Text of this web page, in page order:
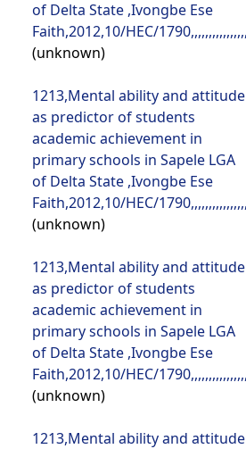
(unknown)
1213,Mental ability and attitude as predictor of students academic achievement in primary schools in Sapele LGA of Delta State ,Ivongbe Ese Faith,2012,10/HEC/1790,,,,,,,,,,,,,,,,,,,,,,,,,,,,,,,,,,,,,,,,,,,,,,,,,,,,,,,,,,,,,,,,,,,,,,,,,,,,,,,,,,,,,,,,,,,,,,,,,,,,,,,,,,,,,,,,,,,,,,,,,,,,,,,,,,,,,,,,,,,,,,,,,,,,,,,,,,,,,,,,,,,,,,,,,,,,,,,,,,,,,,,,,,,,,,,,,,,,,,,,,,,,,,,,,,,,,,,,,,,,,,,,,,,,,,,,,,,,,,,,,,,,,,,,,,,,,,,,,,,,,,,,,,,,,,,,,,,,,,,,,,,,,,,,,,,,,,,,,,,,,,,,,,,,,,,,,,,,,,,,,,,,,,,,,,,,,,,,,,,,,,,,,,,,,,,,,,,,,,,,,,,,,,,,,,,,,,,,,,,,,,,,,,,,,,,,,,,,,,,,,,,,,,,,,,,,,,,,,,,,,,,,,,,,,,,,,,,,,,,,,,,,,,,,,,,,,,,,,,,,,,,,,,,,,,,,,,,,,,,,,,,,,,,,,,,,,,,,,,,,,,,,,,,,,,,,,,,,,,,,,,,,,,,,,,,,,,,,,,,,,,,,,,,,,,,,,,,,,,,,,,,,,,,,,,,,,,,,,,,,,,,,,,,,,,,,,,,,,,,,,,,,,,,,,,,,,,,,,,,,,,,,,,,,,,,,,,,,,,,,,,,,,,,,,,,,,,,,,,,,,,,,,,,,,,,,,,,,,,,,,,,,,,,,,,,,,,,,,,,,,,,,,,,,,,,,,,,,,,,,,,,,,,,,,,,,,,,,,,,,,,,,,,,,,,,,,,,,,,,,,,,,,,,,,,,,,,,,,,,,,,,,,,,,,,,,,,,,,,,,,,,,,,,,,,,,,,,,,,,,,,,,,,,,,,,,,,,,,,,,,,,,,,,,,,,,,,,,,,,,,,,,,,,,,,,,,,,,,,,,,,,,,,,,,,,,,,,,,,,,,,,,,,,,,,,,,,,,,,,,,,,,,,,,,,,,,,,,,,,,,,,,,,,,,,,,,,,,,,,,,,,,,,,,,,,,,,,,,,,,,,,,,,,,,,,,,,,,,,,,,,,,,,,,,,,,,,,,,,,,,,,,,,,,,,,,,,,,,,,,,,,,,,,,,,,,,,,,,,,,,,,,,,,,,,,,,,,,,,,,,,,,,,,,,,,,,,,,,,,,,,,,,,,,,,,,,,,,,,,,,,,,,,,,,,,,,,,,,,,,,,,,,,,,,,,,,,,,,,,,,,,,,,,,,,,,,,,,,,,,,,,,,,,,,,,,,,,,,,,,,,,,,,,,,,,,,,,,,,,,,,,,,,,,,,,,,,,,,,,,,,,,,,,,,,,,,,,,,,,,,,,,,,,,,,,,,,,,,,,,,,,,,,,,,,,,,,,,,,,,,,,,,,,,,,,,,,,,,,,,,,,,,,,,,,,,,,,,,,,,,,,,,,,,,,,,,,,,,,,,,,,,,,,,,,,,,,,,,,,,,,,,,,,,,,,,,,,,,,,,,,,,,,,,,,,,,,,,,,,,,,,,,,,,,,,,,,,,,,,,,,,,,,,,,,,,,,,,,,,,,,,,,,,,,,,,,,,,,,,,,,,,,,,,,,,,,,,,,,,,,,,,,,,,,,,,,,,,,,,,,,,,,,,,,,,,,,,,,,,,,,,,,,,,,,,,,,,,,,,,,,,,,,,,,,,,,,,,,,,,,,,,,,,,,,,,,,,,,,,,,,,,,,,,,,,,,,,,,,,,,,,,,,,,,,,,,,,,,,,,,,,,,,,,,,,,,,,,,,,,,,,,,,,,,,,,,,,,,,,,,,,,,,,,,,,,,,,,,,,,,,,,,,,,,,,,,,,,,,,,,,,,,,,,,,,,,,,,,,,,,,,,,,,,,,,,,,,,,,,,,,,,,,,,,,,,,,,,,,,,,,,,,,,,,,,,,,,,,,,,,,,,,,,,,,,,,,,,,,,,,,,,,,,,,,,,,,,,,,,,,,,,,,,,,,,,,,,,,,,,,,,,,,,,,,,,,,,,,,,,,,,,,,,,,,,,,,,,,,,,,,,,,,,,,,,,,,,,,,,,,,,,,,,,,,,,,,,,,,,,,,,,,,,,,,,,,,,,,,,,,,,,,,,,,,,,,,,,,,,,,,,,,,,,,,,,,,,,,,,,,,,,,,,,,,,,,,,,,,,,,,,,,,,,,,,,,,,,,,,,,,,,,,,,,,,,,,,,,,,,,,,,,,,,,,,,,,,,,,,,,,,,,,,,,,,,,,,,,,,,,,,,,,,,,,,,,,,,,,,,,,,,,,,,,,,,,,,,,,,,,,,,,,,,,,,,,,,,,,,,,,,,,,,,,,,,,,,,,,,,,,,,,,,,,,,,,,,,,,,,,,,,,,,,,,,,,,,,,,,,,,,,,,,,,,,,,,,,,,,,,,,,,,,,,,,,,,,,,,,,,,,,,,,,,,,,,,,,,,,,,,,,,,,,,,,,,,,,,,,,,,,,,,,,,,,,,,,,,,,,,,,,,,,,,,,,,,,,,,,,,,,,,,,,,,,,,,,,,,,,,,,,,,,,,,,,,,,,,,,,,,,,,,,,,,,,,,,,,,,,,,,,,,,,,,,,,,,,,,,,,,,,,,,,,,,,,,,,,,,,,,,,,,,,,,,,,,,,,,,,,,,,,,,,,,,,,,,,,,,,,,,,,,,,,,,,,,,,,,,,,,,,,,,,,,,,,,,,,,,,,,,,,,,,,,,,,,,,,,,,,,,,,,,,,,,,,,,,,,,,,,,,,,,,,,,,,,,,,,,,,,,,,,,,,,,,,,,,,,,,,,,,,,,,,,,,,,,,,,,,,,,,,,,,,,,,,,,,,,,,,,,,,,,,,,,,,,,,,,,,,,,,,,,,,,,,,,,,,,,,,,,,,,,,,,,,,,,,,,,,,,,,,,,,,,,,,,,,,,,,,,,,,,,,,,,,,,,,,,,,,,,,,,,,,,,,,,,,,,,,,,,,,,,,,,,,,,,,,,,,,,,,,,,,,,,,,,,,,,,,,,,,,,,,,,,,,,,,,,,,,,,,,,,,,,,,,,,,,,,,,,,,,,,,,,,,,,,,,,,,,,,,,,,,,,,,,,,,,,,,,,,,,,,,,,,,,,,,,,,,,,,,,,,,,,,,,,,,,,,,,,,,,,,,,,,,,,,,,,,,,,,,,,,,,,,,,,,,,,,,,,,,,,,,,,,,,,,,,,,,,,,,,,,,,,,,,,,,,,,,,,,,,,,,,,,,,,,,,,,,,,,,,,,,,,,,,,,,,,,,,,,,,,,,,,,,,,,,,,,,,,,,,,,,,,,,,,,,,,,,,,,,,,,,,,,,,,,,,,,,,,,,,,,,,,,,,,,,,,,,,,,,,,,,,,,,,,,,,,,,,,,,,,,,,,,,,,,,,,,,,,,,,,,,,,,,,,,,,,,,,,,,,,,,,,,,,,,,,,,,,,,,,,,,,,,,,,,,,,,,,,,,,,,,,,,,,,,,,,,,,,,,,,,,,,,,,,,,,,,,,,,,,,,,,,,,,,,,,,,,,,,,,,,,,,,,,,,,,,,,,,,,,,,,,,,,,,,,,,,,,,,,,,,,,,,,,,,,,,,,,,,,,,,,,,,,,,,,,,,,,,,,,,,,,,,,,,,,,,,,,,,,,,,,,,,,,,,,,,,,,,,,,,,,,,,,,,,,,,,,,,,,,,,,,,,,,,,,,,,,,,,,,,,,,,,,,,,,,,,,,,,,,,,,,,,,,,,,,,,,,,,,,,,,,,,,,,,,,,,,,,,,,,,,,,,,,,,,,,,,,,,,,,,,,,,,,,,,,,,,,,,,,,,,,,,,,,,,,,,,,,,,,,,,,,,,,,,,,,,,,,,,,,,,,,,,,,,,,,,,,,,,,,,,,,,,,,,,,,,,,,,,,,,,,,,,,,,,,,,,,,,,,,,,,,,,,,,,,,,,,,,,,,,,,,,,,,,,,,,,,,,,,,,,,,,,,,,,,,,,,,,,,,,,,,,,,,,,,,,,,,,,,,,,,,,,,,,,,,,,,,,,,,,,,,,,,,,,,,,,,,,,,,,,,,,,,,,,,,,,,,,,,,,,,,,,,,,,,,,,,,,,,,,,,,,,,,,,,,,,,,,,,,,,,,,,,,,,,,,,,,,,,,,,,,,,,,,,,,,,,,,,,,,,,,,,,,,,,,,,,,,,,,,,,,,,,,,,,,,,,,,,,,,,,,,,,,,,,,,,,,,,,,,,,,,,,,,,,,,,,,,,,,,,,,,,,,,,,,,,,,,,,,,,,,,,,,,,,,,,,,,,,,,,,,,,,,,,,,,,,,,,,,,,,,,,,,,,,,,,,,,,,,,,,,,,,,,,,,,,,,,,,,,,,,,,,,,,,,,,,,,,,,,,,,,,,,,,,,,,,,,,,,,,,,,,,,,,,,,,,,,,,,,,,,,,,,,,,,,,,,,,,,,,,,,,,,,,,,,,,,,,,,,,,,,,,,,,,,,,,,,,,,,,,,,,,,,,,,,,,,,,,,,,,,,,,,,,,,,,,,,,,,,,,,,,,,,,,,,,,,,,,,,,,,,,,,,,,,,,,,,,,,,,,,,,,,,,,,,,,,,,,,,,,,,,,,,,,,,,,,,,,,,,,,,,,,,,,,,,,,,,,,,,,,,,,,,,,,,,,,,,,,,,,,,,,,,,,,,,,,,,,,,,,,,,,,,,,,,,,,,,,,,,,,,,,,,,,,,,,,,,,,,,,,,,,,,,,,,,,,,,,,,,,,,,,,,,,,,,,,,,,,,,,,,,,,,,,,,,,,,,,,,,,,,,,,,,,,,,,,,,,,,,,,,,,,,,,,,,,,,,,,,,,,,,,,,,,,,,,,,,,,,,,,,,,,,,,,,,,,,,,,,,,,,,,,,,,,,,,,,,,,,,,,,,,,,,,,,,,,,,,,,,,,,,,,,,,,,,,,,,,,,,,,,,,,,,,,,,,,,,,,,,,,,,,,,,,,,,,,,,,,,,,,,,,,,,,,,,,,,,,,,,,,,,,,,,,,,,,,,,,,,,,,,,,,,,,,,,,,,,,,,,,,,,,,,,,,,,,,,,,,,,,,,,,,,,,,,,,,,,,,,,,,,,,,,,,,,,,,,,,,,,,,,,,,,,,,,,,,,,,,,,,,,,,,,,,,,,,,,,,,,,,,,,,,,,,,,,,,,,,,,,,,,,,,,,,,,,,,,,,,,,,,,,,,,,,,,,,,,,,,,,,,,,,,,,,,,,,,,,,,,,,,,,,,,,,,,,,,,,,,,,,,,,,,,,,,,,,,,,,,,,,,,,,,,,,,,,,,,,,,,,,,,,,,,,,,,,,,,,,,,,,,,,,,,,,,,,,,,,,,,,,,,,,,,,,,,,,,,,,,,,,,,,,,,,,,,,,,,,,,,,,,,,,,,,,,,,,,,,,,,,,,,,,,,,,,,,,,,,,,,,,,,,,,,,,,,,,,,,,,,,,,,,,,,,,,,,,,,,,,,,,,,,,,,,,,,,,,,,,,,,,,,,,,,,,,,,,,,,,,,,,,,,,,,,,,,,,,,,,,,,,,,,,,,,,,,,,,,,,,,,,,,,,,,,,,,,,,,,,,,,,,,,,,,,,,,,,,,,,,,,,,,,,,,,,,,,,,,,,,,,,,,,,,,,,,,,,,,,,,,,,,,,,,,,,,,,,,,,,,,,,,,,,,,,,,,,,,,,,,,,,,,,,,,,,,,,,,,,,,,,,,,,,,,,,,,,,,,,,,,,,,,,,,,,,,,,,,,,,,,,,,,,,,,,,,,,,,,,,,,,,,,,,,,,,,,,,,,,,,,,,,,,,,,,,,,,,,,,,,,,,,,,,,,,,,,,,,,,,,,,,,,,,,,,,,,,,,,,,,,,,,,,,,,,,,,,,,,,,,,,,,,,,,,,,,,,,,,,,,,,,,,,,,,,,,,,,,,,,,,,,,,,,,,,,,,,,,,,,,,,,,,,,,,,,,,,,,,,,,,,,,,,,,,,,,,,,,,,,,,,,,,,,,,,,,,,,,,,,,,,,,,,,,,,,,,,,,,,,,,,,,,,,,,,,,,,,,,,,,,,,,,,,,,,,,,,,,,,,,,,,,,,,,,,,,,,,,,,,,,,,,,,,,,,,,,,,,,,,,,,,,,,,,,,,,,,,,,,,,,,,,,,,,,,,,,,,,,,,,,,,,,,,,,,,,,,,,,,,,,,,,,,,,,,,,,,,,,,,,,,,,,,,,,,,,,,,,,,,,,,,,,,,,,,,,,,,,,,,,,,,,,,,,,,,,,,,,,,,,,,,,,,,,,,,,,,,,,,,,,,,,,,,,,,,,,,,,,,,,,,,,,,,,,,,,,,,,,,,,,,,,,,,,,,,,,,,,,,,,,,,,,,,,,,,,,,,,,,,,,,,,,,,,,,,,,,,,,,,,,,,,,,,,,,,,,,,,,,,,,,,,,,,,,,,,,,,,,,,,,,,,,,,,,,,,,,,,,,,,,,,,,,,,,,,,,,,,,,,,,,,,,,,,,,,,,,,,,,,,,,,,,,,,,,,,,,,,,,,,,,,,,,,,,,,,,,,,,,,,,,,,,,,,,,,,,,,,,,,,,,,,,,,,,,,,,,,,,,,,,,,,,,,,,,,,,,,,,,,,,,,,,,,,,,,,,,,,,,,,,,,,,,,,,,,,,,,,,,,,,,,,,,,,,,,,,,,,,,,,,,,,,,,,,,,,,,,,,,,,,,,,,,,,,,,,,,,,,,,,,,,,,,,,,,,,,,,,,,,,,,,,,,,,,,,,,,,,,,,,,,,,,,,,,,,,,,,,,,,,,,,,,,,,,,,,,,,,,,,,,,,,,,,,,,,,,,,,,,,,,,,,,,,,,,,,,,,,,,,,,,,,,,,,,,,,,,,,,,,,,,,,,,,,,,,,,,,,,,,,,,,,,,,,,,,,,,,,,,,,,,,,,,,,,,,,,,,,,,,,,,,,,,,,,,,,,,,,,,,,,,,,,,,,,,,,,,,,,,,,,,,,,,,,,,,,,,,,,,,,,,,,,,,,,,,,,,,,,,,,,,,,,,,,,,,,,,,,,,,,,,,,,,,,,,,,,,,,,,,,,,,,,,,,,,,,,,,,,,,,,,,,,,,,,,,,,,,,,,,,,,,,,,,,,,,,,,,,,,,,,,,,,,,,,,,,,,,,,,,,,,,,,,,,,,,,,,,,,,,,,,,,,,,,,,,,,,,,,,,,,,,,,,,,,,,,,,,,,,,,,,,,,,,,,,,,,,,,,,,,,,,,,,,,,,,,,,,,,,,,,,,,,,,,,,,,,,,,,,,,,,,,,,,,,,,,,,,,,,,,,,,,,,,,,,,,,,,,,,,,,,,,,,,,,,,,,,,,,,,,,,,,,,,,,,,,,,,,,,,,,,,,,,,,,,,,,,,,,,,,,,,,,,,,,,,,,,,,,,,,,,,,,,,,,,,,,,,,,,,,,,,,,,,,,,,,,,,,,,,,,,,,,,,,,,,,,,,,,,,,,,,,,,,,,,,,,,,,,,,,,,,,,,,,,,,,,,,,,,,,,,,,,,,,,,,,,,,,,,,,,,,,,,,,,,,,,,,,,,,,,,,,,,,,,,,,,,,,,,,,,,,,,,,,,,,,,,,,,,,,,,,,,,,,,,,,,,,,,,,,,,,,,,,,,,,,,,,,,,,,,,,,,,,,,,,,,,,,,,,,,,,,,,,,,,,,,,,,,,,,,,,,,,,,,,,,,,,,,,,,,,,,,,,,,,,,,,,,,,,,,,,,,,,,,,,,,,,,,,,,,,,,,,,,,,,,,,,,,,,,,,,,,,,,,,,,,,,,,,,,,,,,,,,,,,,,,,,,,,,,,,,,,,,,,,,,,,,,,,,,,,,,,,,,,,,,,,,,,,,,,,,,,,,,,,,,,,,,,,,,,,,,,,,,,,,,,,,,,,,,,,,,,,,,,,,,,,,,,,,,,,,,,,,,,,,,,,,,,,,,,,,,,,,,,,,,,,,,,,,,,,,,,,,,,,,,,,,,,,,,,,,,,,,,,,,,,,,,,,,,,,,,,,,,,,,,,,,,,,,,,,,,,,,,,,,,,,,,,,,,,,,,,,,,,,,,,,,,,,,,,,,,,,,,,,,,,,,,,,,,,,,,,,,,,,,,,,,,,,,,,,,,,,,,,,,,,,,,,,,,,,,,,,,,,,,,,,,,,,,,,,,,,,,,,,,,,,,,,,,,,,,,,,,,,,,,,,,,,,,,,,,,,,,,,,,,,,,,,,,,,,,,,,,,,,,,,,,,,,,,,,,,,,,,,,,,,,,,,,,,,,,,,,,,,,,,,,,,,,,,,,,,,,,,,,,,,,,,,,,,,,,,,,,,,,,,,,,,,,,,,,,,,,,,,,,,,,,,,,,,,,,,,,,,,,,,,,,,,,,,,,,,,,,,,,,,,,,,,,,,,,,,,,,,,,,,,,,,,,,,,,,,,,,,,,,,,,,,,,,,,,,,,,,,,,,,,,,,,,,,,,,,,,,,,,,,,,,,,,,,,,,,,,,,,,,,,,,,,,,,,,,,,,,,,,,,,,,,,,,,,,,,,,,,,,,,,,,,,,,,,,,,,,,,,,,,,,,,,,,,,,,,,,,,,,,,,,,,,,,,,,,,,,,,,,,,,,,,,,,,,,,,,,,,,,,,,,,,,,,,,,,,,,,,,,,,,,,,,,,,,,,,,,,,,,,,,,,,,,,,,,,,,,,,,,,,,,,,,,,,,,,,,,,,,,,,,,,,,,,,,,,,,,,,,,,,,,,,,,,,,,,,,,,,,,,,,,,,,,,,,,,,,,,,,,,,,,,,,,,,,,,,,,,,,,,,,,,,,,,,,,,,,,,,,,,,,,,,,,,,,,,,,,,,,,,,,,,,,,,,,,,,,,,,,,,,,,,,,,,,,,,,,,,,,,,,,,,,,,,,,,,,,,,,,,,,,,,,,,,,,,,,,,,,,,,,,,,,,,,,,,,,,,,,,,,,,,,,,,,,,,,,,,,,,,,,,,,,,,,,,,,,,,,,,,,,,,,,,,,,,,,,,,,,,,,,,,,,,,,,,,,,,,,,,,,,,,,,,,,,,,,,,,,,,,,,,,,,,,,,,,,,,,,,,,,,,,,,,,,,,,,,,,,,,,,,,,,,,,,,,,,,,,,,,,,,,,,,,,,,,,,,,,,,,,,,,,,,,,,,,,,,,,,,,,,,,,,,,,,,,,,,,,,,,,,,,,,,,,,,,,,,,,,,,,,,,,,,,,,,,,,,,,,,,,,,,,,,,,,,,,,,,,,,,,,,,,,,,,,,,,,,,,,,,,,,,,,,,,,,,,,,,,,,,,,,,,,,,,,,,,,,,,,,,,,,,,,,,,,,,,,,,,,,,,,,,,,,,,,,,,,,,,,,,,,,,,,,,,,,,,,,,,,,,,,,,,,,,,,,,,,,,,,,,,,,,,,,,,,,,,,,,,,,,,,,,,,,,,,,,,,,,,,,,,,,,,,,,,,,,,,,,,,,,,,,,,,,,,,,,,,,,,,,,,,,,,,,,,,,,,,,,,,,,,,,,,,,,,,,,,,,,,,,,,,,,,,,,,,,,,,,,,,,,,,,,,,,,,,,,,,,,,,,,,,,,,,,,,,,,,,,,,,,,,,,,,,,,,,,,,,,,,,,,,,,,,,,,,,,,,,,,,,,,,,,,,,,,,,,,,,,,,,,,,,,,,,,,,,,,,,,,,,,,,,,,,,,,,,,,,,,,,,,,,,,,,,,,,,,,,,,,,,,,,,,,,,,,,,,,,,,,,,,,,,,,,,,,,,,,,,,,,,,,,,,,,,,,,,,,,,,,,,,,,,,,,,,,,,,,,,,,,,,,,,,,,,,,,,,,,,,,,,,,,,,,,,,,,,,,,,,,,,,,,,,,,,,,,,,,,,,,,,,,,,,,,,,,,,,,,,,,,,,,,,,,,,,,,,,,,,,,,,,,,,,,,,,,,,,,,,,,,,,,,,,,,,,,,,,,,,,,,,,,,,,,,,,,,,,,,,,,,,,,,,,,,,,,,,,,,,,,,,,,,,,,,,,,,,,,,,,,,,,,,,,,,,,,,,,,,,,,,,,,,,,,,,,,,,,,,,,,,,,,,,,,,,,,,,,,,,,,,,,,,,,,,,,,,,,,,,,,,,,,,,,,,,,,,,,,,,,,,,,,,,,,,,,,,,,,,,,,,,,,,,,,,,,,,,,,,,,,,,,,,,,,,,,,,,,,,,,,,,,,,,,,,,,,,,,,,,,,,,,,,,,,,,,,,,,,,,,,,,,,,,,,,,,,,,,,,,,,,,,,,,,,,,,,,,,,,,,,,,,,,,,,,,,,,,,,,,,,,,,,,,,,,,,,,,,,,,,,,,,,,,,,,,,,,,,,,,,,,,,,,,,,,,,,,,,,,,,,,,,,,,,,,,,,,,,,,,,,,,,,,,,,,,,,,,,,,,,,,,,,,,,,,,,,,,,,,,,,,,,,,,,,,,,,,,,,,,,,,,,,,,,,,,,,,,,,,,,,,,,,,,,,,,,,,,,,,,,,,,,,,,,,,,,,,,,,,,,,,,,,,,,,,,,,,,,,,,,,,,,,,,,,,,,,,,,,,,,,,,,,,,,,,,,,,,,,,,,,,,,,,,,
(unknown)
1213,Mental ability and attitude as predictor of students academic achievement in primary schools in Sapele LGA of Delta State ,Ivongbe Ese Faith,2012,10/HEC/1790,,,,,,,,,,,,,,,,,,,,,,,,,,,,,,,,,,,,,,,,,,,,,,,,,,,,,,,,,,,,,,,,,,,,,,,,,,,,,,,,,,,,,,,,,,,,,,,,,,,,,,,,,,,,,,,,,,,,,,,,,,,,,,,,,,,,,,,,,,,,,,,,,,,,,,,,,,,,,,,,,,,,,,,,,,,,,,,,,,,,,,,,,,,,,,,,,,,,,,,,,,,,,,,,,,,,,,,,,,,,,,,,,,,,,,,,,,,,,,,,,,,,,,,,,,,,,,,,,,,,,,,,,,,,,,,,,,,,,,,,,,,,,,,,,,,,,,,,,,,,,,,,,,,,,,,,,,,,,,,,,,,,,,,,,,,,,,,,,,,,,,,,,,,,,,,,,,,,,,,,,,,,,,,,,,,,,,,,,,,,,,,,,,,,,,,,,,,,,,,,,,,,,,,,,,,,,,,,,,,,,,,,,,,,,,,,,,,,,,,,,,,,,,,,,,,,,,,,,,,,,,,,,,,,,,,,,,,,,,,,,,,,,,,,,,,,,,,,,,,,,,,,,,,,,,,,,,,,,,,,,,,,,,,,,,,,,,,,,,,,,,,,,,,,,,,,,,,,,,,,,,,,,,,,,,,,,,,,,,,,,,,,,,,,,,,,,,,,,,,,,,,,,,,,,,,,,,,,,,,,,,,,,,,,,,,,,,,,,,,,,,,,,,,,,,,,,,,,,,,,,,,,,,,,,,,,,,,,,,,,,,,,,,,,,,,,,,,,,,,,,,,,,,,,,,,,,,,,,,,,,,,,,,,,,,,,,,,,,,,,,,,,,,,,,,,,,,,,,,,,,,,,,,,,,,,,,,,,,,,,,,,,,,,,,,,,,,,,,,,,,,,,,,,,,,,,,,,,,,,,,,,,,,,,,,,,,,,,,,,,,,,,,,,,,,,,,,,,,,,,,,,,,,,,,,,,,,,,,,,,,,,,,,,,,,,,,,,,,,,,,,,,,,,,,,,,,,,,,,,,,,,,,,,,,,,,,,,,,,,,,,,,,,,,,,,,,,,,,,,,,,,,,,,,,,,,,,,,,,,,,,,,,,,,,,,,,,,,,,,,,,,,,,,,,,,,,,,,,,,,,,,,,,,,,,,,,,,,,,,,,,,,,,,,,,,,,,,,,,,,,,,,,,,,,,,,,,,,,,,,,,,,,,,,,,,,,,,,,,,,,,,,,,,,,,,,,,,,,,,,,,,,,,,,,,,,,,,,,,,,,,,,,,,,,,,,,,,,,,,,,,,,,,,,,,,,,,,,,,,,,,,,,,,,,,,,,,,,,,,,,,,,,,,,,,,,,,,,,,,,,,,,,,,,,,,,,,,,,,,,,,,,,,,,,,,,,,,,,,,,,,,,,,,,,,,,,,,,,,,,,,,,,,,,,,,,,,,,,,,,,,,,,,,,,,,,,,,,,,,,,,,,,,,,,,,,,,,,,,,,,,,,,,,,,,,,,,,,,,,,,,,,,,,,,,,,,,,,,,,,,,,,,,,,,,,,,,,,,,,,,,,,,,,,,,,,,,,,,,,,,,,,,,,,,,,,,,,,,,,,,,,,,,,,,,,,,,,,,,,,,,,,,,,,,,,,,,,,,,,,,,,,,,,,,,,,,,,,,,,,,,,,,,,,,,,,,,,,,,,,,,,,,,,,,,,,,,,,,,,,,,,,,,,,,,,,,,,,,,,,,,,,,,,,,,,,,,,,,,,,,,,,,,,,,,,,,,,,,,,,,,,,,,,,,,,,,,,,,,,,,,,,,,,,,,,,,,,,,,,,,,,,,,,,,,,,,,,,,,,,,,,,,,,,,,,,,,,,,,,,,,,,,,,,,,,,,,,,,,,,,,,,,,,,,,,,,,,,,,,,,,,,,,,,,,,,,,,,,,,,,,,,,,,,,,,,,,,,,,,,,,,,,,,,,,,,,,,,,,,,,,,,,,,,,,,,,,,,,,,,,,,,,,,,,,,,,,,,,,,,,,,,,,,,,,,,,,,,,,,,,,,,,,,,,,,,,,,,,,,,,,,,,,,,,,,,,,,,,,,,,,,,,,,,,,,,,,,,,,,,,,,,,,,,,,,,,,,,,,,,,,,,,,,,,,,,,,,,,,,,,,,,,,,,,,,,,,,,,,,,,,,,,,,,,,,,,,,,,,,,,,,,,,,,,,,,,,,,,,,,,,,,,,,,,,,,,,,,,,,,,,,,,,,,,,,,,,,,,,,,,,,,,,,,,,,,,,,,,,,,,,,,,,,,,,,,,,,,,,,,,,,,,,,,,,,,,,,,,,,,,,,,,,,,,,,,,,,,,,,,,,,,,,,,,,,,,,,,,,,,,,,,,,,,,,,,,,,,,,,,,,,,,,,,,,,,,,,,,,,,,,,,,,,,,,,,,,,,,,,,,,,,,,,,,,,,,,,,,,,,,,,,,,,,,,,,,,,,,,,,,,,,,,,,,,,,,,,,,,,,,,,,,,,,,,,,,,,,,,,,,,,,,,,,,,,,,,,,,,,,,,,,,,,,,,,,,,,,,,,,,,,,,,,,,,,,,,,,,,,,,,,,,,,,,,,,,,,,,,,,,,,,,,,,,,,,,,,,,,,,,,,,,,,,,,,,,,,,,,,,,,,,,,,,,,,,,,,,,,,,,,,,,,,,,,,,,,,,,,,,,,,,,,,,,,,,,,,,,,,,,,,,,,,,,,,,,,,,,,,,,,,,,,,,,,,,,,,,,,,,,,,,,,,,,,,,,,,,,,,,,,,,,,,,,,,,,,,,,,,,,,,,,,,,,,,,,,,,,,,,,,,,,,,,,,,,,,,,,,,,,,,,,,,,,,,,,,,,,,,,,,,,,,,,,,,,,,,,,,,,,,,,,,,,,,,,,,,,,,,,,,,,,,,,,,,,,,,,,,,,,,,,,,,,,,,,,,,,,,,,,,,,,,,,,,,,,,,,,,,,,,,,,,,,,,,,,,,,,,,,,,,,,,,,,,,,,,,,,,,,,,,,,,,,,,,,,,,,,,,,,,,,,,,,,,,,,,,,,,,,,,,,,,,,,,,,,,,,,,,,,,,,,,,,,,,,,,,,,,,,,,,,,,,,,,,,,,,,,,,,,,,,,,,,,,,,,,,,,,,,,,,,,,,,,,,,,,,,,,,,,,,,,,,,,,,,,,,,,,,,,,,,,,,,,,,,,,,,,,,,,,,,,,,,,,,,,,,,,,,,,,,,,,,,,,,,,,,,,,,,,,,,,,,,,,,,,,,,,,,,,,,,,,,,,,,,,,,,,,,,,,,,,,,,,,,,,,,,,,,,,,,,,,,,,,,,,,,,,,,,,,,,,,,,,,,,,,,,,,,,,,,,,,,,,,,,,,,,,,,,,,,,,,,,,,,,,,,,,,,,,,,,,,,,,,,,,,,,,,,,,,,,,,,,,,,,,,,,,,,,,,,,,,,,,,,,,,,,,,,,,,,,,,,,,,,,,,,,,,,,,,,,,,,,,,,,,,,,,,,,,,,,,,,,,,,,,,,,,,,,,,,,,,,,,,,,,,,,,,,,,,,,,,,,,,,,,,,,,,,,,,,,,,,,,,,,,,,,,,,,,,,,,,,,,,,,,,,,,,,,,,,,,,,,,,,,,,,,,,,,,,,,,,,,,,,,,,,,,,,,,,,,,,,,,,,,,,,,,,,,,,,,,,,,,,,,,,,,,,,,,,,,,,,,,,,,,,,,,,,,,,,,,,,,,,,,,,,,,,,,,,,,,,,,,,,,,,,,,,,,,,,,,,,,,,,,,,,,,,,,,,,,,,,,,,,,,,,,,,,,,,,,,,,,,,,,,,,,,,,,,,,,,,,,,,,,,,,,,,,,,,,,,,,,,,,,,,,,,,,,,,,,,,,,,,,,,,,,,,,,,,,,,,,,,,,,,,,,,,,,,,,,,,,,,,,,,,,,,,,,,,,,,,,,,,,,,,,,,,,,,,,,,,,,,,,,,,,,,,,,,,,,,,,,,,,,,,,,,,,,,,,,,,,,,,,,,,,,,,,,,,,,,,,,,,,,,,,,,,,,,,,,,,,,,,,,,,,,,,,,,,,,,,,,,,,,,,,,,,,,,,,,,,,,,,,,,,,,,,,,,,,,,,,,,,,,,,,,,,,,,,,,,,,,,,,,,,,,,,,,,,,,,,,,,,,,,,,,,,,,,,,,,,,,,,,,,,,,,,,,,,,,,,,,,,,,,,,,,,,,,,,,,,,,,,,,,,,,,,,,,,,,,,,,,,,,,,,,,,,,,,,,,,,,,,,,,,,,,,,,,,,,,,,,,,,,,,,,,,,,,,,,,,,,,,,,,,,,,,,,,,,,,,,,,,,,,,,,,,,,,,,,,,,,,,,,,,,,,,,,,,,,,,,,,,,,,,,,,,,,,,,,,,,,,,,,,,,,,,,,,,,,,,,,,,,,,,,,,,,,,,,,,,,,,,,,,,,,,,,,,,,,,,,,,,,,,,,,,,,,,,,,,,,,,,,,,,,,,,,,,,,,,,,,,,,,,,,,,,,,,,,,,,,,,,,,,,,,,,,,,,,,,,,,,,,,,,,,,,,,,,,,,,,,,,,,,,,,,,,,,,,,,,,,,,,,,,,,,,,,,,,,,,,,,,,,,,,,,,,,,,,,,,,,,,,,,,,,,,,,,,,,,,,,,,,,,,,,,,,,,,,,,,,,,,,,,,,,,,,,,,,,,,,,,,,,,,,,,,,,,,,,,,,,,,,,,,,,,,,,,,,,,,,,,,,,,,,,,,,,,,,,,,,,,,,,,,,,,,,,,,,,,,,,,,,,,,,,,,,,,,,,,,,,,,,,,,,,,,,,,,,,,,,,,,,,,,,,,,,,,,,,,,,,,,,,,,,,,,,,,,,,,,,,,,,,,,,,,,,,,,,,,,,,,,,,,,,,,,,,,,,,,,,,,,,,,,,,,,,,,,,,,,,,,,,,,,,,,,,,,,,,,,,,,,,,,,,,,,,,,,,,,,,,,,,,,,,,,,,,,,,,,,,,,,,,,,,,,,,,,,,,,,,,,,,,,,,,,,,,,,,,,,,,,,,,,,,,,,,,,,,,,,,,,,,,,,,,,,,,,,,,,,,,,,,,,,,,,,,,,,,,,,,,,,,,,,,,,,,,,,,,,,,,,,,,,,,,,,,,,,,,,,,,,,,,,,,,,,,,,,,,,,,,,,,,,,,,,,,,,,,,,,,,,,,,,,,,,,,,,,,,,,,,,,,,,,,,,,,,,,,,,,,,,,,,,,,,,,,,,,,,,,,,,,,,,,,,,,,,,,,,,,,,,,,,,,,,,,,,,,,,,,,,,,,,,,,,,,,,,,,,,,,,,,,,,,,,,,,,,,,,,,,,,,,,,,,,,,,,,,,,,,,,,,,,,,,,,,,,,,,,,,,,,,,,,,,,,,,,,,,,,,,,,,,,,,,,,,,,,,,,,,,,,,,,,,,,,,,,,,,,,,,,,,,,,,,,,,,,,,,,,,,,,,,,,,,,,,,,,,,,,,,,,,,,,,,,,,,,,,,,,,,,,,,,,,,,,,,,,,,,,,,,,,,,,,,,,,,,,,,,,,,,,,,,,,,,,,,,,,,,,,,,,,,,,,,,,,,,,,,,,,,,,,,,,,,,,,,,,,,,,,,,,,,,,,,,,,,,,,,,,,,,,,,,,,,,,,,,,,,,,,,,,,,,,,,,,,,,,,,,,,,,,,,,,,,,,,,,,,,,,,,,,,,,,,,,,,,,,,,,,,,,,,,,,,,,,,,,,,,,,,,,,,,,,,,,,,,,,,,,,,,,,,,,,,,,,,,,,,,,,,,,,,,,,,,,,,,,,,,,,,,,,,,,,,,,,,,,,,,,,,,,,,,,,,,,,,,,,,,,,,,,,,,,,,,,,,,,,,,,,,,,,,,,,,,,,,,,,,,,,,,,,,,,,,,,,,,,,,,,,,,,,,,,,,,,,,,,,,,,,,,,,,,,,,,,,,,,,,,,,,,,,,,,,,,,,,,,,,,,,,,,,,,,,,,,,,,,,,,,,,,,,,,,,,,,,,,,,,,,,,,,,,,,,,,,,,,,,,,,,,,,,,,,,,,,,,,,,,,,,,,,,,,,,,,,,,,,,,,,,,,,,,,,,,,,,,,,,,,,,,,,,,,,,,,,,,,,,,,,,,,,,,,,,,,,,,,,,,,,,,,,,,,,,,,,,,,,,,,,,,,,,,,,,,,,,,,,,,,,,,,,,,,,,,,,,,,,,,,,,,,,,,,,,,,,,,,,,,,,,,,,,,,,,,,,,,,,,,,,,,,,,,,,,,,,,,,,,,,,,,,,,,,,,,,,,,,,,,,,,,,,,,,,,,,,,,,,,,,,,,,,,,,,,,,,,,,,,,,,,,,,,,,,,,,,,,,,,,,,,,,,,,,,,,,,,,,,,,,,,,,,,,,,,,,,,,,,,,,,,,,,,,,,,,,,,,,,,,,,,,,,,,,,,,,,,,,,,,,,,,,,,,,,,,,,,,,,,,,,,,,,,,,,,,,,,,,,,,,,,,,,,,,,,,,,,,,,,,,,,,,,,,,,,,,,,,,,,,,,,,,,,,,,,,,,,,,,,,,,,,,,,,,,,,,,,,,,,,,,,,,,,,,,,,,,,,,,,,,,,,,,,,,,,,,,,,,,,,,,,,,,,,,,,,,,,,,,,,,,,,,,,,,,,,,,,,,,,,,,,,,,,,,,,,,,,,,,,,,,,,,,,,,,,,,,,,,,,,,,,,,,,,,,,,,,,,,,,,,,,,,,,,,,,,,,,,,,,,,,,,,,,,,,,,,,,,,,,,,,,,,,,,,,,,,,,,,,,,,,,,,,,,,,,,,,,,,,,,,,,,,,,,,,,,,,,,,,,,,,,,,,,,,,,,,,,,,,,,,,,,,,,,,,,,,,,,,,,,,,,,,,,,,,,,,,,,,,,,,,,,,,,,,,,,,,,,,,,,,,,,,,,,,,,,,,,,,,,,,,,,,,,,,,,,,,,,,,,,,,,,,,,,,,,,,,,,,,,,,,,,,,,,,,,,,,,,,,,,,,,,,,,,,,,,,,,,,,,,,,,,,,,,,,,,,,,,,,,,,,,,,,,,,,,,,,,,,,,,,,,,,,,,,,,,,,,,,,,,,,,,,,,,,,,,,,,,,,,,,,,,,,,,,,,,,,,,,,,,,,,,,,,,,,,,,,,,,,,,,,,,,,,,,,,,,,,,,,,,,,,,,,,,,,,,,,,,,,,,,,,,,,,,,,,,,,,,,,,,,,,,,,,,,,,,,,,,,,,,,,,,,,,,,,,,,,,,,,,,,,,,,,,,,,,,,,,,,,,,,,,,,,,,,,,,,,,,,,,,,,,,,,,,,,,,,,,,,,,,,,,,,,,,,,,,,,,,,,,,,,,,,,,,,,,,,,,,,,,,,,,,,,,,,,,,,,,,,,,,,,,,,,,,,,,,,,,,,,,,,,,,,,,,,,,,,,,,,,,,,,,,,,,,,,,,,,,,,,,,,,,,,,,,,,,,,,,,,,,,,,,,,,,,,,,,,,,,,,,,,,,,,,,,,,,,,,,,,,,,,,,,,,,,,,,,,,,,,,,,,,,,,,,,,,,,,,,,,,,,,,,,,,,,,,,,,,,,,,,,,,,,,,,,,,,,,,,,,,,,,,,,,,,,,,,,,,,,,,,,,,,,,,,,,,,,,,,,,,,,,,,,,,,,,,,,,,,,,,,,,,,,,,,,,,,,,,,,,,,,,,,,,,,,,,,,,,,,,,,,,,,,,,,,,,,,,,,,,,,,,,,,,,,,,,,,,,,,,,,,,,,,,,,,,,,,,,,,,,,,,,,,,,,,,,,,,,,,,,,,,,,,,,,,,,,,,,,,,,,,,,,,,,,,,,,,,,,,,,,,,,,,,,,,,,,,,,,,,,,,,,,,,,,,,,,,,,,,,,,,,,,,,,,,,,,,,,,,,,,,,,,,,,,,,,,,,,,,,,,,,,,,,,,,,,,,,,,,,,,,,,,,,,,,,,,,,,,,,,,,,,,,,,,,,,,,,,,,,,,,,,,,,,,,,,,,,,,,,,,,,,,,,,,,,,,,,,,,,,,,,,,,,,,,,,,,,,,,,,,,,,,,,,,,,,,,,,,,,,,,,,,,,,,,,,,,,,,,,,,,,,,,,,,,,,,,,,,,,,,,,,,,,,,,,,,,,,,,,,,,,,,,,,,,,,,,,,,,,,,,,,,,,,,,,,,,,,,,,,,,,,,,,,,,,,,,,,,,,,,,,,,,,,,,,,,,,,,,,,,,,,,,,,,,,,,,,,,,,,,,,,,,,,,,,,,,,,,,,,,,,,,,,,,,,,,,,,,,,,,,,,,,,,,,,,,,,,,,,,,,,,,,,,,,,,,,,,,,,,,,,,,,,,,,,,,,,,,,,,,,,,,,,,,,,,,,,,,,,,,,,,,,,,,,,,,,,,,,,,,,,,,,,,,,,,,,,,,,,,,,,,,,,,,,,,,,,,,,,,,,,,,,,,,,,,,,,,,,,,,,,,,,,,,,,,,,,,,,,,,,,,,,,,,,,,,,,,,,,,,,,,,,,,,,,,,,,,,,,,,,,,,,,,,,,,,,,,,,,,,,,,,,,,,,,,,,,,,,,,,,,,,,,,,,,,,,,,,,,,,,,,,,,,,,,,,,,,,,,,,,,,,,,,,,,,,,,,,,,,,,,,,,,,,,,,,,,,,,,,,,,,,,,,,,,,,,,,,,,,,,,,,,,,,,,,,,,,,,,,,,,,,,,,,,,,,,,,,,,,,,,,,,,,,,,,,,,,,,,,,,,,,,,,,,,,,,,,,,,,,,,,,,,,,,,,,,,,,,,,,,,,,,,,,,,,,,,,,,,,,,,,,,,,,,,,,,,,,,,,,,,,,,,,,,,,,,,,,,,,,,,,,,,,,,,,,,,,,,,,,,,,,,,,,,,,,,,,,,,,,,,,,,,,,,,,,,,,,,,,,,,,,,,,,,,,,,,,,,,,,,,,,,,,,,,,,,,,,,,,,,,,,,,,,,,,,,,,,,,,,,,,,,,,,,,,,,,,,,,,,,,,,,,,,,,,,,,,,,,,,,,,,,,,,,,,,,,,,,,,,,,,,,,,,,,,,,,,,,,,,,,,,,,,,,,,,,,,,,,,,,,,,,,,,,,,,,,,,,,,,,,,,,,,,,,,,,,,,,,,,,,,,,,,,,,,,,,,,,,,,,,,,,,,,,,,,,,,,,,,,,,,,,,,,,,,,,,,,,,,,,,,,,,,,,,,,,,,,,,,,,,,,,,,,,,,,,,,,,,,,,,,,,,,,,,,,,,,,,,,,,,,,,,,,,,,,,,,,,,,,,,,,,,,,,,,,,,,,,,,,,,,,,,,,,,,,,,,,,,,,,,,,,,,,,,,,,,,,,,,,,,,,,,,,,,,,,,,,,,,,,,,,,,,,,,,,,,,,,,,,,,,,,,,,,,,,,,,,,,,,,,,,,,,,,,,,,,,,,,,,,,,,,,,,,,,,,,,,,,,,,,,,,,,,,,,,,,,,,,,,,,,,,,,,,,,,,,,,,,,,,,,,,,,,,,,,,,,,,,,,,,,,,,,,,,,,,,,,,,,,,,,,,,,,,,,,,,,,,,,,,,,,,,,,,,,,,,,,,,,,,,,,,,,,,,,,,,,,,,,,,,,,,,,,,,,,,,,,,,,,,,,,,,,,,,,,,,,,,,,,,,,,,,,,,,,,,,,,,,,,,,,,,,,,,,,,,,,,,,,,,,,,,,,,,,,,,,,,,,,,,,,,,,,,,,,,,,,,,,,,,,,,,,,,,,,,,,,,,,,,,,,,,,,,,,,,,,,,,,,,,,,,,,,,,,,,,,,,,,,,,,,,,,,,,,,,,,,,,,,,,,,,,,,,,,,,,,,,,,,,,,,,,,,,,,,,,,,,,,,,,,,,,,,,,,,,,,,,,,,,,,,,,,,,,,,,,,,,,,,,,,,,,,,,,,,,,,,,,,,,,,,,,,,,,,,,,,,,,,,,,,,,,,,,,,,,,,,,,,,,,,,,,,,,,,,,,,,,,,,,,,,,,,,,,,,,,,,,,,,,,,,,,,,,,,,,,,,,,,,,,,,,,,,,,,,,,,,,,,,,,,,,,,,,,,,,,,,,,,,,,,,,,,,,,,,,,,,,,,,,,,,,,,,,,,,,,,,,,,,,,,,,,,,,,,,,,,,,,,,,,,,,,,,,,,,,,,,,,,,,,,,,,,,,,,,,,,,,,,,,,,,,,,,,,,,,,,,,,,,,,,,,,,,,,,,,,,,,,,,,,,,,,,,,,,,,,,,,,,,,,,,,,,,,,,,,,,,,,,,,,,,,,,,,,,,,,,,,,,,,,,,,,,,,,,,,,,,,,,,,,,,,,,,,,,,,,,,,,,,,,,,,,,,,,,,,,,,,,,,,,,,,,,,,,,,,,,,,,,,,,,,,,,,,,,,,,,,,,,,,,,,,,,,,,,,,,,,,,,,,,,,,,,,,,,,,,,,,,,,,,,,,,,,,,,,,,,,,,,,,,,,,,,,,,,,,,,,,,,,,,,,,,,,,,,,,,,,,,,,,,,,,,,,,,,,,,,,,,,,,,,,,,,,,,,,,,,,,,,,,,,,,,,,,,,,,,,,,,,,,,,,,,,,,,,,,,,,,,,,,,,,,,,,,,,,,,,,,,,,,,,,,,,,,,,,,,,,,,
(unknown)
1213,Mental ability and attitude as predictor of students academic achievement in primary schools in Sapele LGA of Delta State ,Ivongbe Ese Faith,2012,10/HEC/1790,,,,,,,,,,,,,,,,,,,,,,,,,,,,,,,,,,,,,,,,,,,,,,,,,,,,,,,,,,,,,,,,,,,,,,,,,,,,,,,,,,,,,,,,,,,,,,,,,,,,,,,,,,,,,,,,,,,,,,,,,,,,,,,,,,,,,,,,,,,,,,,,,,,,,,,,,,,,,,,,,,,,,,,,,,,,,,,,,,,,,,,,,,,,,,,,,,,,,,,,,,,,,,,,,,,,,,,,,,,,,,,,,,,,,,,,,,,,,,,,,,,,,,,,,,,,,,,,,,,,,,,,,,,,,,,,,,,,,,,,,,,,,,,,,,,,,,,,,,,,,,,,,,,,,,,,,,,,,,,,,,,,,,,,,,,,,,,,,,,,,,,,,,,,,,,,,,,,,,,,,,,,,,,,,,,,,,,,,,,,,,,,,,,,,,,,,,,,,,,,,,,,,,,,,,,,,,,,,,,,,,,,,,,,,,,,,,,,,,,,,,,,,,,,,,,,,,,,,,,,,,,,,,,,,,,,,,,,,,,,,,,,,,,,,,,,,,,,,,,,,,,,,,,,,,,,,,,,,,,,,,,,,,,,,,,,,,,,,,,,,,,,,,,,,,,,,,,,,,,,,,,,,,,,,,,,,,,,,,,,,,,,,,,,,,,,,,,,,,,,,,,,,,,,,,,,,,,,,,,,,,,,,,,,,,,,,,,,,,,,,,,,,,,,,,,,,,,,,,,,,,,,,,,,,,,,,,,,,,,,,,,,,,,,,,,,,,,,,,,,,,,,,,,,,,,,,,,,,,,,,,,,,,,,,,,,,,,,,,,,,,,,,,,,,,,,,,,,,,,,,,,,,,,,,,,,,,,,,,,,,,,,,,,,,,,,,,,,,,,,,,,,,,,,,,,,,,,,,,,,,,,,,,,,,,,,,,,,,,,,,,,,,,,,,,,,,,,,,,,,,,,,,,,,,,,,,,,,,,,,,,,,,,,,,,,,,,,,,,,,,,,,,,,,,,,,,,,,,,,,,,,,,,,,,,,,,,,,,,,,,,,,,,,,,,,,,,,,,,,,,,,,,,,,,,,,,,,,,,,,,,,,,,,,,,,,,,,,,,,,,,,,,,,,,,,,,,,,,,,,,,,,,,,,,,,,,,,,,,,,,,,,,,,,,,,,,,,,,,,,,,,,,,,,,,,,,,,,,,,,,,,,,,,,,,,,,,,,,,,,,,,,,,,,,,,,,,,,,,,,,,,,,,,,,,,,,,,,,,,,,,,,,,,,,,,,,,,,,,,,,,,,,,,,,,,,,,,,,,,,,,,,,,,,,,,,,,,,,,,,,,,,,,,,,,,,,,,,,,,,,,,,,,,,,,,,,,,,,,,,,,,,,,,,,,,,,,,,,,,,,,,,,,,,,,,,,,,,,,,,,,,,,,,,,,,,,,,,,,,,,,,,,,,,,,,,,,,,,,,,,,,,,,,,,,,,,,,,,,,,,,,,,,,,,,,,,,,,,,,,,,,,,,,,,,,,,,,,,,,,,,,,,,,,,,,,,,,,,,,,,,,,,,,,,,,,,,,,,,,,,,,,,,,,,,,,,,,,,,,,,,,,,,,,,,,,,,,,,,,,,,,,,,,,,,,,,,,,,,,,,,,,,,,,,,,,,,,,,,,,,,,,,,,,,,,,,,,,,,,,,,,,,,,,,,,,,,,,,,,,,,,,,,,,,,,,,,,,,,,,,,,,,,,,,,,,,,,,,,,,,,,,,,,,,,,,,,,,,,,,,,,,,,,,,,,,,,,,,,,,,,,,,,,,,,,,,,,,,,,,,,,,,,,,,,,,,,,,,,,,,,,,,,,,,,,,,,,,,,,,,,,,,,,,,,,,,,,,,,,,,,,,,,,,,,,,,,,,,,,,,,,,,,,,,,,,,,,,,,,,,,,,,,,,,,,,,,,,,,,,,,,,,,,,,,,,,,,,,,,,,,,,,,,,,,,,,,,,,,,,,,,,,,,,,,,,,,,,,,,,,,,,,,,,,,,,,,,,,,,,,,,,,,,,,,,,,,,,,,,,,,,,,,,,,,,,,,,,,,,,,,,,,,,,,,,,,,,,,,,,,,,,,,,,,,,,,,,,,,,,,,,,,,,,,,,,,,,,,,,,,,,,,,,,,,,,,,,,,,,,,,,,,,,,,,,,,,,,,,,,,,,,,,,,,,,,,,,,,,,,,,,,,,,,,,,,,,,,,,,,,,,,,,,,,,,,,,,,,,,,,,,,,,,,,,,,,,,,,,,,,,,,,,,,,,,,,,,,,,,,,,,,,,,,,,,,,,,,,,,,,,,,,,,,,,,,,,,,,,,,,,,,,,,,,,,,,,,,,,,,,,,,,,,,,,,,,,,,,,,,,,,,,,,,,,,,,,,,,,,,,,,,,,,,,,,,,,,,,,,,,,,,,,,,,,,,,,,,,,,,,,,,,,,,,,,,,,,,,,,,,,,,,,,,,,,,,,,,,,,,,,,,,,,,,,,,,,,,,,,,,,,,,,,,,,,,,,,,,,,,,,,,,,,,,,,,,,,,,,,,,,,,,,,,,,,,,,,,,,,,,,,,,,,,,,,,,,,,,,,,,,,,,,,,,,,,,,,,,,,,,,,,,,,,,,,,,,,,,,,,,,,,,,,,,,,,,,,,,,,,,,,,,,,,,,,,,,,,,,,,,,,,,,,,,,,,,,,,,,,,,,,,,,,,,,,,,,,,,,,,,,,,,,,,,,,,,,,,,,,,,,,,,,,,,,,,,,,,,,,,,,,,,,,,,,,,,,,,,,,,,,,,,,,,,,,,,,,,,,,,,,,,,,,,,,,,,,,,,,,,,,,,,,,,,,,,,,,,,,,,,,,,,,,,,,,,,,,,,,,,,,,,,,,,,,,,,,,,,,,,,,,,,,,,,,,,,,,,,,,,,,,,,,,,,,,,,,,,,,,,,,,,,,,,,,,,,,,,,,,,,,,,,,,,,,,,,,,,,,,,,,,,,,,,,,,,,,,,,,,,,,,,,,,,,,,,,,,,,,,,,,,,,,,,,,,,,,,,,,,,,,,,,,,,,,,,,,,,,,,,,,,,,,,,,,,,,,,,,,,,,,,,,,,,,,,,,,,,,,,,,,,,,,,,,,,,,,,,,,,,,,,,,,,,,,,,,,,,,,,,,,,,,,,,,,,,,,,,,,,,,,,,,,,,,,,,,,,,,,,,,,,,,,,,,,,,,,,,,,,,,,,,,,,,,,,,,,,,,,,,,,,,,,,,,,,,,,,,,,,,,,,,,,,,,,,,,,,,,,,,,,,,,,,,,,,,,,,,,,,,,,,,,,,,,,,,,,,,,,,,,,,,,,,,,,,,,,,,,,,,,,,,,,,,,,,,,,,,,,,,,,,,,,,,,,,,,,,,,,,,,,,,,,,,,,,,,,,,,,,,,,,,,,,,,,,,,,,,,,,,,,,,,,,,,,,,,,,,,,,,,,,,,,,,,,,,,,,,,,,,,,,,,,,,,,,,,,,,,,,,,,,,,,,,,,,,,,,,,,,,,,,,,,,,,,,,,,,,,,,,,,,,,,,,,,,,,,,,,,,,,,,,,,,,,,,,,,,,,,,,,,,,,,,,,,,,,,,,,,,,,,,,,,,,,,,,,,,,,,,,,,,,,,,,,,,,,,,,,,,,,,,,,,,,,,,,,,,,,,,,,,,,,,,,,,,,,,,,,,,,,,,,,,,,,,,,,,,,,,,,,,,,,,,,,,,,,,,,,,,,,,,,,,,,,,,,,,,,,,,,,,,,,,,,,,,,,,,,,,,,,,,,,,,,,,,,,,,,,,,,,,,,,,,,,,,,,,,,,,,,,,,,,,,,,,,,,,,,,,,,,,,,,,,,,,,,,,,,,,,,,,,,,,,,,,,,,,,,,,,,,,,,,,,,,,,,,,,,,,,,,,,,,,,,,,,,,,,,,,,,,,,,,,,,,,,,,,,,,,,,,,,,,,,,,,,,,,,,,,,,,,,,,,,,,,,,,,,,,,,,,,,,,,,,,,,,,,,,,,,,,,,,,,,,,,,,,,,,,,,,,,,,,,,,,,,,,,,,,,,,,,,,,,,,,,,,,,,,,,,,,,,,,,,,,,,,,,,,,,,,,,,,,,,,,,,,,,,,,,,,,,,,,,,,,,,,,,,,,,,,,,,,,,,,,,,,,,,,,,,,,,,,,,,,,,,,,,,,,,,,,,,,,,,,,,,,,,,,,,,,,,,,,,,,,,,,,,,,,,,,,,,,,,,,,,,,,,,,,,,,,,,,,,,,,,,,,,,,,,,,,,,,,,,,,,,,,,,,,,,,,,,,,,,,,,,,,,,,,,,,,,,,,,,,,,,,,,,,,,,,,,,,,,,,,,,,,,,,,,,,,,,,,,,,,,,,,,,,,,,,,,,,,,,,,,,,,,,,,,,,,,,,,,,,,,,,,,,,,,,,,,,,,,,,,,,,,,,,,,,,,,,,,,,,,,,,,,,,,,,,,,,,,,,,,,,,,,,,,,,,,,,,,,,,,,,,,,,,,,,,,,,,,,,,,,,,,,,,,,,,,,,,,,,,,,,,,,,,,,,,,,,,,,,,,,,,,,,,,,,,,,,,,,,,,,,,,,,,,,,,,,,,,,,,,,,,,,,,,,,,,,,,,,,,,,,,,,,,,,,,,,,,,,,,,,,,,,,,,,,,,,,,,,,,,,,,,,,,,,,,,,,,,,,,,,,,,,,,,,,,,,,,,,,,,,,,,,,,,,,,,,,,,,,,,,,,,,,,,,,,,,,,,,,,,,,,,,,,,,,,,,,,,,,,,,,,,,,,,,,,,,,,,,,,,,,,,,,,,,,,,,,,,,,,,,,,,,,,,,,,,,,,,,,,,,,,,,,,,,,,,,,,,,,,,,,,,,,,,,,,,,,,,,,,,,,,,,,,,,,,,,,,,,,,,,,,,,,,,,,,,,,,,,,,,,,,,,,,,,,,,,,,,,,,,,,,,,,,,,,,,,,,,,,,,,,,,,,,,,,,,,,,,,,,,,,,,,,,,,,,,,,,,,,,,,,,,,,,,,,,,,,,,,,,,,,,,,,,,,,,,,,,,,,,,,,,,,,,,,,,,,,,,,,,,,,,,,,,,,,,,,,,,,,,,,,,,,,,,,,,,,,,,,,,,,,,,,,,,,,,,,,,,,,,,,,,,,,,,,,,,,,,,,,,,,,,,,,,,,,,,,,,,,,,,,,,,,,,,,,,,,,,,,,,,,,,,,,,,,,,,,,,,,,,,,,,,,,,,,,,,,,,,,,,,,,,,,,,,,,,,,,,,,,,,,,,,,,,,,,,,,,,,,,,,,,,,,,,,,,,,,,,,,,,,,,,,,,,,,,,,,,,,,,,,,,,,,,,,,,,,,,,,,,,,,,,,,,,,,,,,,,,,,,,,,,,,,,,,,,,,,,,,,,,,,,,,,,,,,,,,,,,,,,,,,,,,,,,,,,,,,,,,,,,,,,,,,,,,,,,,,,,,,,,,,,,,,,,,,,,,,,,,,,,,,,,,,,,,,,,,,,,,,,,,,,,,,,,,,,,,,,,,,,,,,,,,,,,,,,,,,,,,,,,,,,,,,,,,,,,,,,,,,,,,,,,,,,,,,,,,,,,,,,,,,,,,,,,,,,,,,,,,,,,,,,,,,,,,,,,,,,,,,,,,,,,,,,,,,,,,,,,,,,,,,,,,,,,,,,,,,,,,,,,,,,,,,,,,,,,,,,,,,,,,,,,,,,,,,,,,,,,,,,,,,,,,,,,,,,,,,,,,,,,,,,,,,,,,,,,,,,,,,,,,,,,,,,,,,,,,,,,,,,,,,,,,,,,,,,,,,,,,,,,,,,,,,,,,,,,,,,,,,,,,,,,,,,,,,,,,,,,,,,,,,,,,,,,,,,,,,,,,,,,,,,,,,,,,,,,,,,,,,,,,,,,,,,,,,,,,,,,,,,,,,,,,,,,,,,,,,,,,,,,,,,,,,,,,,,,,,,,,,,,,,,,,,,,,,,,,,,,,,,,,,,,,,,,,,,,,,,,,,,,,,,,,,,,,,,,,,,,,,,,,,,,,,,,,,,,,,,,,,,,,,,,,,,,,,,,,,,,,,,,,,,,,,,,,,,,,,,,,,,,,,,,,,,,,,,,,,,,,,,,,,,,,,,,,,,,,,,,,,,,,,,,,,,,,,,,,,,,,,,,,,,,,,,,,,,,,,,,,,,,,,,,,,,,,,,,,,,,,,,,,,,,,,,,,,,,,,,,,,,,,,,,,,,,,,,,,,,,,,,,,,,,,,,,,,,,,,,,,,,,,,,,,,,,,,,,,,,,,,,,,,,,,,,,,,,,,,,,,,,,,,,,,,,,,,,,,,,,,,,,,,,,,,,,,,,,,,,,,,,,,,,,,,,,,,,,,,,,,,,,,,,,,,,,,,,,,,,,,,,,,,,,,,,,,,,,,,,,,,,,,,,,,,,,,,,,,,,,,,,,,,,,,,,,,,,,,,,,,,,,,,,,,,,,,,,,,,,,,,,,,,,,,,,,,,,,,,,,,,,,,,,,,,,,,,,,,,,,,,,,,,,,,,,,,,,,,,,,,,,,,,,,,,,,,,,,,,,,,,,,,,,,,,,,,,,,,,,,,,,,,,,,,,,,,,,,,,,,,,,,,,,,,,,,,,,,,,,,,,,,,,,,,,,,,,,,,,,,,,,,,,,,,,,,,,,,,,,,,,,,,,,,,,,,,,,,,,,,,,,,,,,,,,,,,,,,,,,,,,,,,,,,,,,,,,,,,,,,,,,,,,,,,,,,,,,,,,,,,,,,,,,,,,,,,,,,,,,,,,,,,,,,,,,,,,,,,,,,,,,,,,,,,,,,,,,,,,,,,,,,,,,,,,,,,,,,,,,,,,,,,,,,,,,,,,,,,,,,,,,,,,,,,,,,,,,,,,,,,,,,,,,,,,,,,,,,,,,,,,,,,,,,,,,,,,,,,,,,,,,,,,,,,,,,,,,,,,,,,,,,,,,,,,,,,,,,,,,,,,,,,,,,,,,,,,,,,,,,,,,,,,,,,,,,,,,,,,,,,,,,,,,,,,,,,,,,,,,,,,,,,,,,,,,,,,,,,,,,,,,,,,,,,,,,,,,,,,,,,,,,,,,,,,,,,,,,,,,,,,,,,,,,,,,,,,,,,,,,,,,,,,,,,,,,,,,,,,,,,,,,,,,,,,,,,,,,,,,,,,,,,,,,,,,,,,,,,,,,,,,,,,,,,,,,,,,,,,,,,,,,,,,,,,,,,,,,,,,,,,,,,,,,,,,,,,,,,,,,,,,,,,,,,,,,,,,,,,,,,,,,,,,,,,,,,,,,,,,,,,,,,,,,,,,,,,,,,,,,,,,,,,,,,,,,,,,,,,,,,,,,,,,,,,,,,,,,,,,,,,,,,,,,,,,,,,,,,,,,,,,,,,,,,,,,,,,,,,,,,,,,,,,,,,,,,,,,,,,,,,,,,,,,,,,,,,,,,,,,,,,,,,,,,,,,,,,,,,,,,,,,,,,,,,,,,,,,,,,,,,,,,,,,,,,,,,,,,,,,,,,,,,,,,,,,,,,,,,,,,,,,,,,,,,,,,,,,,,,,,,,,,,,,,,,,,,,,,,,,,,,,,,,,,,,,,,,,,,,,,,,,,,,,,,,,,,,,,,,,,,,,,,,,,,,,,,,,,,,,,,,,,,,,,,,,,,,,,,,,,,,,,,,,,,,,,,,,,,,,,,,,,,,,,,,,,,,,,,,,,,,,,,,,,,,,,,,,,,,,,,,,,,,,,,,,,,,,,,,,,,,,,,,,,,,,,,,,,,,,,,,,,,,,,,,,,,,,,,,,,,,,,,,,,,,,,,,,,,,,,,,,,,,,,,,,,,,,,,,,,,,,,,,,,,,,,,,,,,,,,,,,,,,,,,,,,,,,,,,,,,,,,,,,,,,,,,,,,,,,,,,,,,,,,,,,,,,,,,,,,,,,,,,,,,,,,,,,,,,,,,,,,,,,,,,,,,,,,,,,,,,,,,,,,,,,,,,,,,,,,,,,,,,,,,,,,,,,,,,,,,,,,,,,,,,,,,,,,,,,,,,,,,,,,,,,,,,,,,,,,,,,,,,,,,,,,,,,,,,,,,,,,,,,,,,,,,,,,,,,,,,,,,,,,,,,,,,,,,,,,,,,,,,,,,,,,,,,,,,,,,,,,,,,,,,,,,,,,,,,,,,,,,,,,,,,,,,,,,,,,,,,,,,,,,,,,,,,,,,,,,,,,,,,,,,,,,,,,,,,,,,,,,,,,,,,,,,,,,,,,,,,,,,,,,,,,,,,,,,,,,,,,,,,,,,,,,,,,,,,,,,,,,,,,,,,,,,,,,,,,,,,,,,,,,,,,,,,,,,,,,,,,,,,,,,,,,,,,,,,,,,,,,,,,,,,,,,,,,,,,,,,,,,,,,,,,,,,,,,,,,,,,,,,,,,,,,,,,,,,,,,,,,,,,,,,,,,,,,,,,,,,,,,,,,,,,,,,,,,,,,,,,,,,,,,,,,,,,,,,,,,,,,,,,,,,,,,,,,,,,,,,,,,,,,,,,,,,,,,,,,,,,,,,,,,,,,,,,,,,,,,,,,,,,,,,,,,,,,,,,,,,,,,,,,,,,,,,,,,,,,,,,,,,,,,,,,,,,,,,,,,,,,,,,,,,,,,,,,,,,,,,,,,,,,,,,,,,,,,,,,,,,,,,,,,,,,,,,,,,,,,,,,,,,,,,,,,,,,,,,,,,,,,,,,,,,,,,,,,,,,,,,,,,,,,,,,,,,,,,,,,,,,,,,,,,,,,,,,,,,,,,,,,,,,,,,,,,,,,,,,,,,,,,,,,,,,,,,,,,,,,,,,,,,,,,,,,,,,,,,,,,,,,,,,,,,,,,,,,,,,,,,,,,,,,,,,,,,,,,,,,,,,,,,,,,,,,,,,,,,,,,,,,,,,,,,,,,,,,,,,,,,,,,,,,,,,,,,,,,,,,,,,,,,,,,,,,,,,,,,,,,,,,,,,,,,,,,,,,,,,,,,,,,,,,,,,,,,,,,,,,,,,,,,,,,,,,,,,,,,,,,,,,,,,,,,,,,,,,,,,,,,,,,,,,,,,,,,,,,,,,,,,,,,,,,,,,,,,,,,,,,,,,,,,,,,,,,,,,,,,,,,,,,,,,,,,,,,,,,,,,,,,,,,,,,,,,,,,,,,,,,,,,,,,,,,,,,,,,,,,,,,,,,,,,,,,,,,,,,,,,,,,,,,,,,,,,,,,,,,,,,,,,,,,,,,,,,,,,,,,,,,,,,,,,,,,,,,,,,,,,,,,,,,,,,,,,,,,,,,,,,,,,,,,,,,,,,,,,,,,,,,,,,,,,,,,,,,,,,,,,,,,,,,,,,,,,,,,,,,,,,,,,,,,,,,,,,,,,,,,,,,,,,,,,,,,,,,,,,,,,,,,,,,,,,,,,,,,,,,,,,,,,,,,,,,,,,,,,,,,,,,,,,,,,,,,,,,,,,,,,,,,,,,,,,,,,,,,,,,,,,,,,,,,,,,,,,,,,,,,,,,,,,,,,,,,,,,,,,,,,,,,,,,,,,,,,,,,,,,,,,,,,,,,,,,,,,,,,,,,,,,,,,,,,,,,,,,,,,,,,,,,,,,,,,,,,,,,,,,,,,,,,,,,,,,,,,,,,,,,,,,,,,,,,,,,,,,,,,,,,,,,,,,,,,,,,,,,,,,,,,,,,,,,,,,,,,,,,,,,,,,,,,,,,,,,,,,,,,,,,,,,,,,,,,,,,,,,,,,,,,,,,,,,,,,,,,,,,,,,,,,,,,,,,,,,,,,,,,,,,,,,,,,,,,,,,,,,,,,,,,,,,,,,,,,,,,,,,,,,,,,,,,,,,,,,,,,,,,,,,,,,,,,,,,,,,,,,,,,,,,,,,,,,,,,,,,,,,,,,,,,,,,,,,,,,,,,,,,,,,,,,,,,,,,,,,,,,,,,,,,,,,,,,,,,,,,,,,,,,,,,,,,,,,,,,,,,,,,,,,,,,,,,,,,,,,,,,,,,,,,,,,,,,,,,,,,,,,,,,,,,,,,,,,,,,,,,,,,,,,,,,,,,,,,,,,,,,,,,,,,,,,,,,,,,,,,,,,,,,,,,,,,,,,,,,,,,,,,,,,,,,,,,,,,,,,,,,,,,,,,,,,,,,,,,,,,,,,,,,,,,,,,,,,,,,,,,,,,,,,,,,,,,,,,,,,,,,,,,,,,,,,,,,,,,,,,,,,,,,,,,,,,,,,,,,,,,,,,,,,,,,,,,,,,,,,,,,,,,,,,,,,,,,,,,,,,,,,,,,,,,,,,,,,,,,,,,,,,,,,,,,,,,,,,,,,,,,,,,,,,,,,,,,,,,,,,,,,,,,,,,,,,,,,,,,,,,,,,,,,,,,,,,,,,,,,,,,,,,,,,,,,,,,,,,,,,,,,,,,,,,,,,,,,,,,,,,,,,,,,,,,,,,,,,,,,,,,,,,,,,,,,,,,,,,,,,,,,,,,,,,,,,,,,,,,,,,,,,,,,,,,,,,,,,,,,,,,,,,,,,,,,,,,,,,,,,,,,,,,,,,,,,,,,,,,,,,,,,,,,,,,,,,,,,,,,,,,,,,,,,,,,,,,,,,,,,,,,,,,,,,,,,,,,,,,,,,,,,,,,,,,,,,,,,,,,,,,,,,,,,,,,,,,,,,,